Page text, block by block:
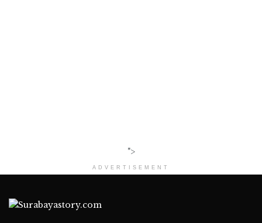
">
ADVERTISEMENT